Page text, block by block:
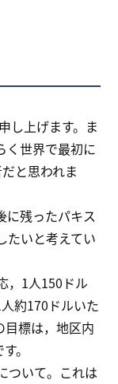
し上げます。ま
く世界で最初に
と思われま
に残ったパキス
たいと考えてい
，1人150ドル
約170ドルいた
目標は，地区内
。
ついて。これは